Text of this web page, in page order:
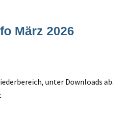
März 2026
unter Downloads ab.